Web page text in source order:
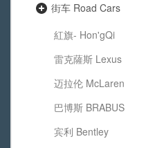
街车 Road Cars
紅旗- Hon'gQi
雷克薩斯 Lexus
迈拉伦 McLaren
巴博斯 BRABUS
宾利 Bentley